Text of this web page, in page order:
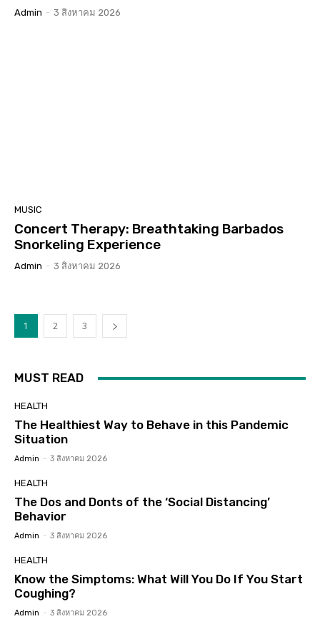
Admin - 3 สิงหาคม 2026
MUSIC
Concert Therapy: Breathtaking Barbados
Snorkeling Experience
Admin - 3 สิงหาคม 2026
1 2 3
MUST READ
HEALTH
The Healthiest Way to Behave in this Pandemic
Situation
Admin - 3 สิงหาคม 2026
HEALTH
The Dos and Donts of the ‘Social Distancing’
Behavior
Admin - 3 สิงหาคม 2026
HEALTH
Know the Simptoms: What Will You Do If You Start
Coughing?
Admin - 3 สิงหาคม 2026